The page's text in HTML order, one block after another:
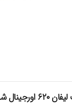
میباشد.